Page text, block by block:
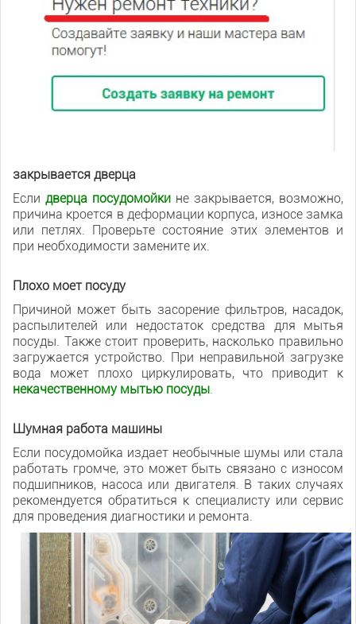
закрывается дверца
Если дверца посудомойки не закрывается, возможно,
причина кроется в деформации корпуса, износе замка
или петлях. Проверьте состояние этих элементов и
при необходимости замените их.
Плохо моет посуду
Причиной может быть засорение фильтров, насадок,
распылителей или недостаток средства для мытья
посуды. Также стоит проверить, насколько правильно
загружается устройство. При неправильной загрузке
вода может плохо циркулировать, что приводит к
некачественному мытью посуды.
Шумная работа машины
Если посудомойка издает необычные шумы или стала
работать громче, это может быть связано с износом
подшипников, насоса или двигателя. В таких случаях
рекомендуется обратиться к специалисту или сервис
для проведения диагностики и ремонта.